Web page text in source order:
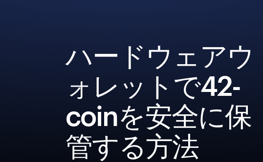
ハードウェアウ
ォレットで42-
coinを安全に保
管する方法